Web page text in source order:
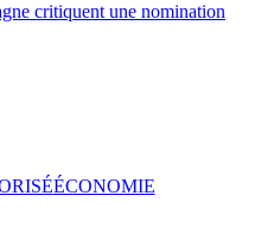
critiquent une nomination
ÉCONOMIE